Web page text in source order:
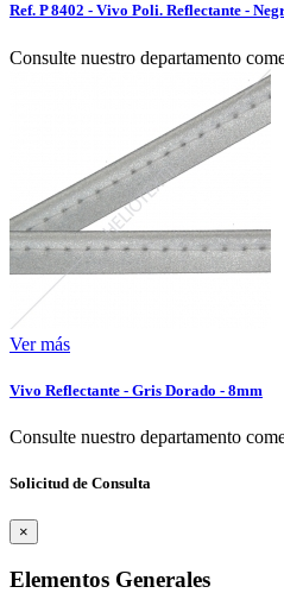
Ref. P 8402 - Vivo Poli. Reflectante -
Consulte nuestro departamento
Ver más
Vivo Reflectante - Gris Dorado - 8mm
Consulte nuestro departamento
Solicitud de Consulta
×
Elementos Generales